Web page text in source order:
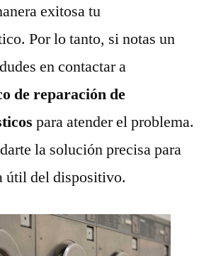
exitosa tu
Por lo tanto, si notas un
en contactar a
de reparación de
para atender el problema.
la solución precisa para
útil del dispositivo.